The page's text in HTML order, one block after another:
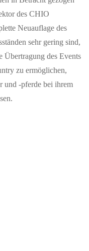
des CHIO
Neuauflage des
sehr gering sind,
Übertragung des Events
zu ermöglichen,
und -pferde bei ihrem